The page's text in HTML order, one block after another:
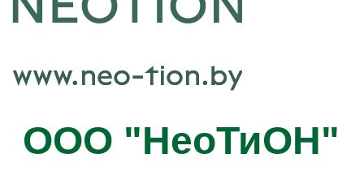
ООО "НеоТиОН"